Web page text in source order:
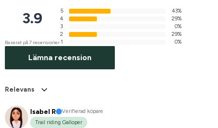
3.9
Baserat på 7 recensioner
5
43%
4
29%
3
0%
2
29%
1
0%
Lämna recension
Relevans
Isabel R
Verifierad köpare
Trail riding Galloper